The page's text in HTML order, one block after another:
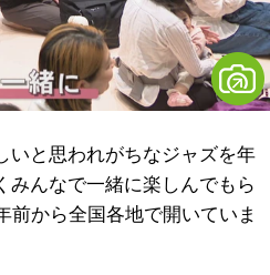
と思われがちなジャズを年
みんなで一緒に楽しんでもら
前から全国各地で開いていま